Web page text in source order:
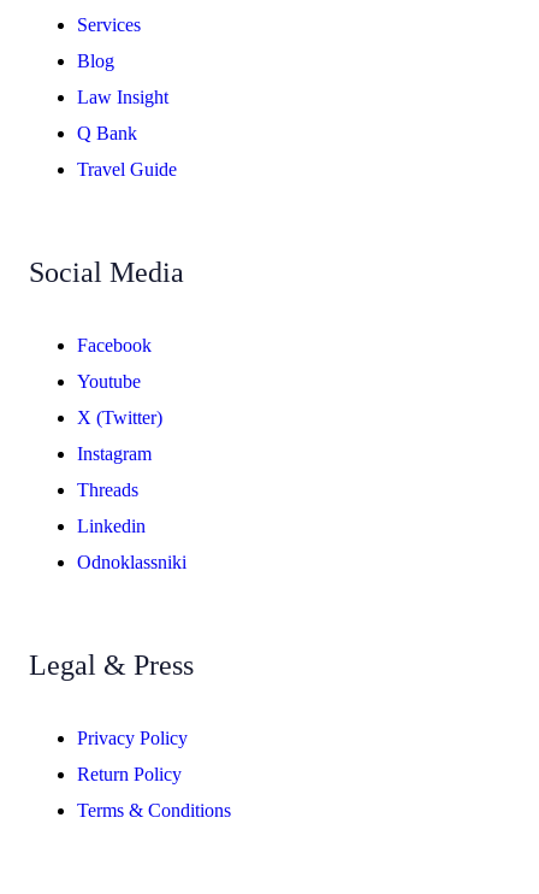
Services
Blog
Law Insight
Q Bank
Travel Guide
Social Media
Facebook
Youtube
X (Twitter)
Instagram
Threads
Linkedin
Odnoklassniki
Legal & Press
Privacy Policy
Return Policy
Terms & Conditions